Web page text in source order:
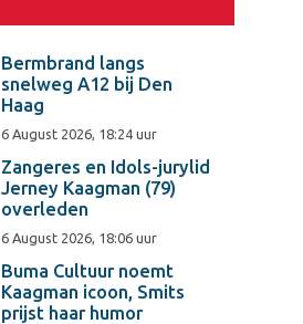
Bermbrand langs
snelweg A12 bij Den
Haag
6 August 2026, 18:24 uur
Zangeres en Idols-jurylid
Jerney Kaagman (79)
overleden
6 August 2026, 18:06 uur
Buma Cultuur noemt
Kaagman icoon, Smits
prijst haar humor